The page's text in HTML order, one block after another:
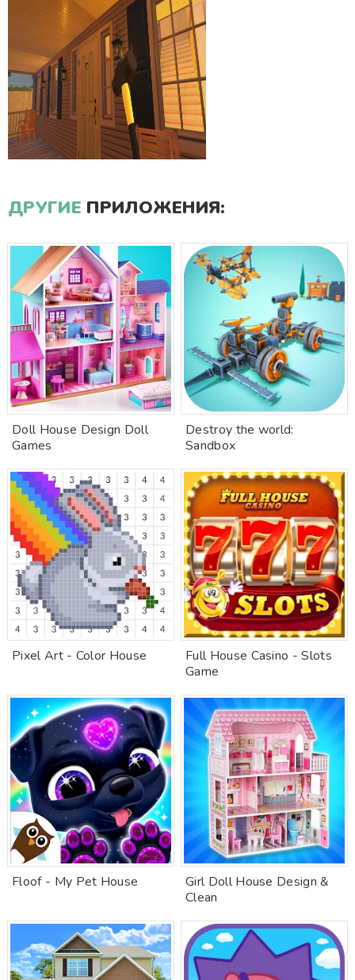
ДРУГИЕ ПРИЛОЖЕНИЯ:
Doll House Design Doll
Games
Destroy the world:
Sandbox
Pixel Art - Color House
Full House Casino - Slots
Game
Floof - My Pet House
Girl Doll House Design &
Clean